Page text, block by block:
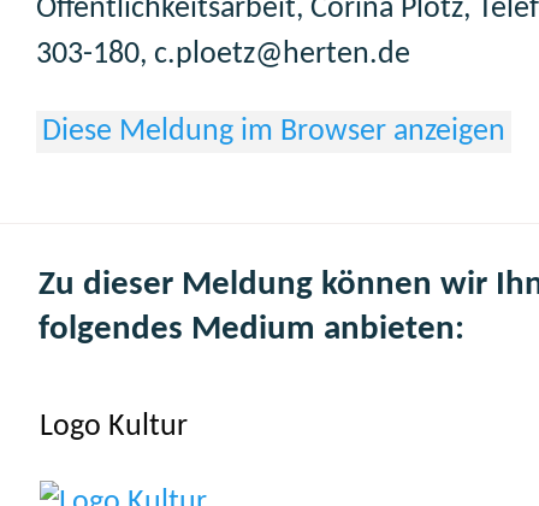
Öffentlichkeitsarbeit, Corina Plötz,
303-180, c.ploetz@herten.de
Diese Meldung im Browser anzeigen
Zu dieser Meldung können wir
folgendes Medium anbieten:
Logo Kultur